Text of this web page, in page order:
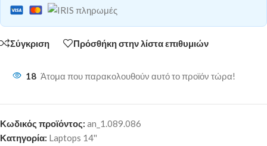
Σύγκριση Πρόσθήκη στην λίστα επιθυμιών
18 Άτομα που παρακολουθούν αυτό το προϊόν τώρα!
Κωδικός προϊόντος: an_1.089.086
Κατηγορία: Laptops 14''